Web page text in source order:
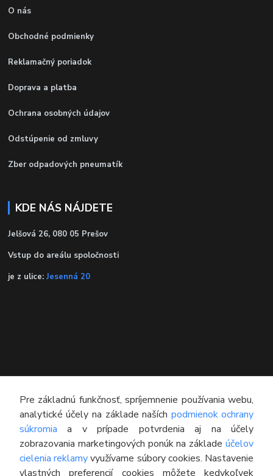
O nás
Obchodné podmienky
Reklamačný poriadok
Doprava a platba
Ochrana osobných údajov
Odstúpenie od zmluvy
Zber odpadových pneumatík
KDE NÁS NÁJDETE
Jelšová 26, 080 05 Prešov
Vstup do areálu spoločnosti
je z ulice: Jesenná 20
KONTAKT
Technický poradca
Pre základnú funkčnosť, spríjemnenie používania webu,
analytické účely na základe naších podmienok ochrany
súkromia a v prípade potvrdenia aj na účely
zobrazovania marketingových ponúk na základeúčelov
cielenia reklamyvyužívame súbory cookies. Nastavenie
vlastných preferencií cookies môžete kedykoľvek